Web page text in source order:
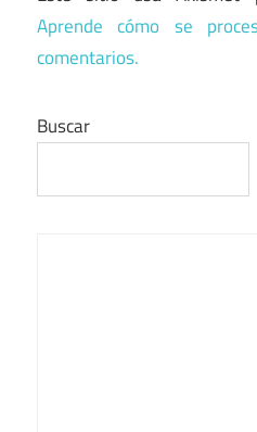
Aprende cómo se
comentarios.
Buscar